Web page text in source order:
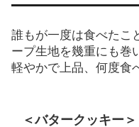
誰もが一度は食べたこ
ープ生地を幾重にも巻
軽やかで上品、何度食
＜バタークッキー＞